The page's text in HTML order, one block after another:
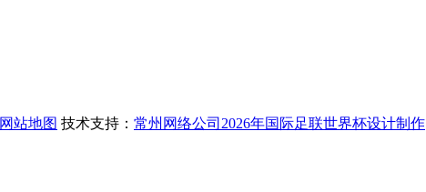
网站地图 技术支持： 常州网络公司2026年国际足联世界杯设计制作